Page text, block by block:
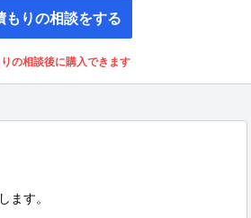
もりの相談をする
の相談後に購入できます
ます。